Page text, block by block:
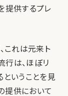
提供するプレ
これは元来ト
行は、ほぼリ
いうことを見
提供において